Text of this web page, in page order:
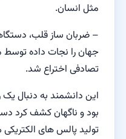
مثل انسان.
– ضربان ساز قلب،
جهان را نجات داده
تصادفی اختراع شد.
این دانشمند به دنبال یک
بود و ناگهان کشف کرد
تولید پالس های الکتریکی